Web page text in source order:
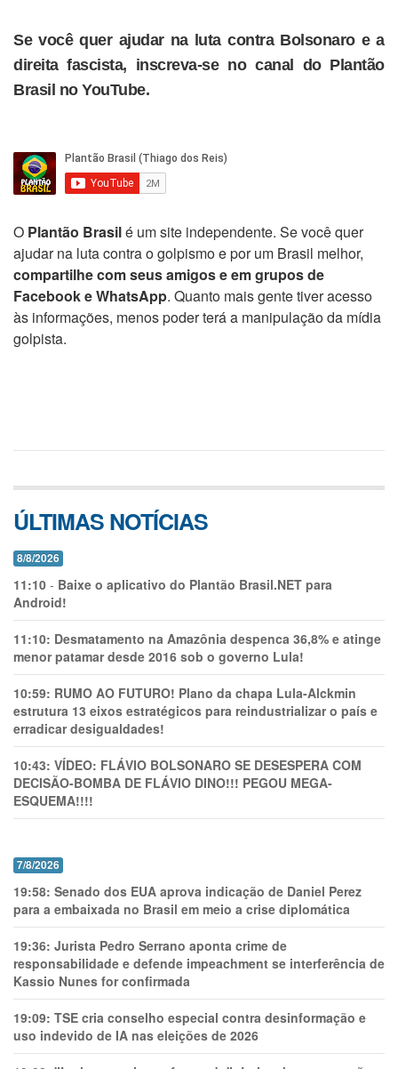
Se você quer ajudar na luta contra Bolsonaro e a
direita fascista, inscreva-se no canal do Plantão
Brasil no YouTube.
O Plantão Brasilé um site independente. Se você quer
ajudar na luta contra o golpismo e por um Brasil melhor,
compartilhe com seus amigos e em grupos de
Facebook e WhatsApp. Quanto mais gente tiver acesso
às informações, menos poder terá a manipulação da mídia
golpista.
ÚLTIMAS NOTÍCIAS
8/8/2026
11:10 - Baixe o aplicativo do Plantão Brasil.NET para
Android!
11:10: Desmatamento na Amazônia despenca 36,8% e atinge
menor patamar desde 2016 sob o governo Lula!
10:59: RUMO AO FUTURO! Plano da chapa Lula-Alckmin
estrutura 13 eixos estratégicos para reindustrializar o país e
erradicar desigualdades!
10:43: VÍDEO: FLÁVIO BOLSONARO SE DESESPERA COM
DECISÃO-BOMBA DE FLÁVIO DINO!!! PEGOU MEGA-
ESQUEMA!!!!
7/8/2026
19:58: Senado dos EUA aprova indicação de Daniel Perez
para a embaixada no Brasil em meio a crise diplomática
19:36: Jurista Pedro Serrano aponta crime de
responsabilidade e defende impeachment se interferência de
Kassio Nunes for confirmada
19:09: TSE cria conselho especial contra desinformação e
uso indevido de IA nas eleições de 2026